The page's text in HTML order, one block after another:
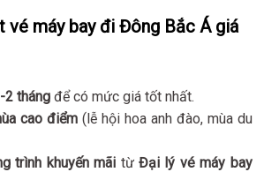
vé máy bay đi Đông Bắc Á giá
thángđể có mức giá tốt nhất.
cao điểm (lễ hội hoa anh đào, mùa du
trình khuyến mãi từ Đại lý vé máy bay